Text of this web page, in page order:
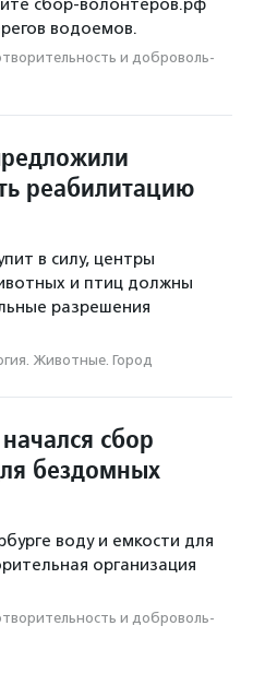
сбор-волонтеров.рф
водоемов.
и доброволь­
реабилитацию
в силу, центры
и птиц должны
разрешения
Животные. Город
сбор
бездомных
воду и емкости для
организация
и доброволь­